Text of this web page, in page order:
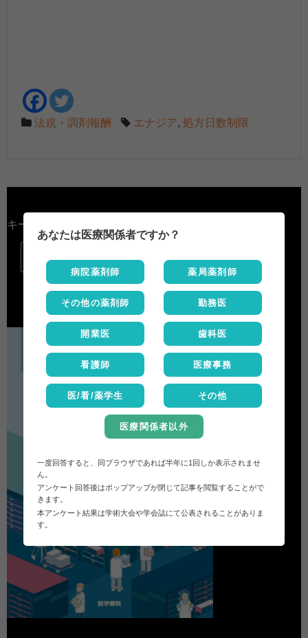
法規・調剤報酬 エナジア, 処方日数制限
キーワード検索

あなたは医療関係者ですか？
病院薬剤師 薬局薬剤師
その他の薬剤師 勤務医
開業医 歯科医
看護師 医療事務
医/看/薬学生 その他
医療関係者以外
一度回答すると、同ブラウザであれば半年に1回しか表示されませ
ん。
アンケート回答後はポップアップが閉じて記事を閲覧することがで
きます。
本アンケート結果は学術大会や学会誌にて公表されることがありま
す。